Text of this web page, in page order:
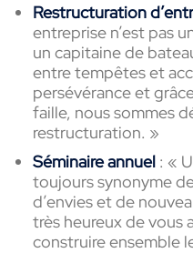
Restructuration
entreprise n’est pas
un capitaine de
entre tempêtes et
persévérance et
faille, nous sommes
restructuration. »
Séminaire annuel : «
toujours synonyme
d’envies et de
très heureux de vous
construire ensemble